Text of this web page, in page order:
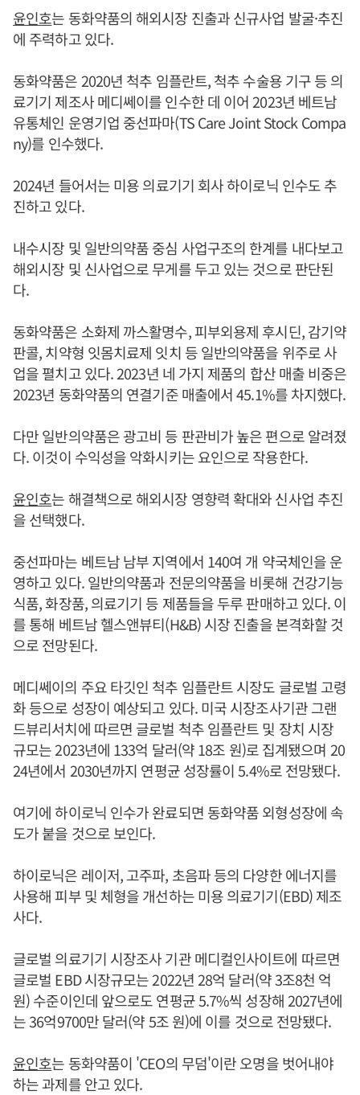
윤인호는 동화약품의 해외시장 진출과 신규사업 발굴·추진
에 주력하고 있다.
동화약품은 2020년 척추 임플란트, 척추 수술용 기구 등 의
료기기 제조사 메디쎄이를 인수한 데 이어 2023년 베트남
유통체인 운영기업 중선파마(TS Care Joint Stock Compa
ny)를 인수했다.
2024년 들어서는 미용 의료기기 회사 하이로닉 인수도 추
진하고 있다.
내수시장 및 일반의약품 중심 사업구조의 한계를 내다보고
해외시장 및 신사업으로 무게를 두고 있는 것으로 판단된
다.
동화약품은 소화제 까스활명수, 피부외용제 후시딘, 감기약
판콜, 치약형 잇몸치료제 잇치 등 일반의약품을 위주로 사
업을 펼치고 있다. 2023년 네 가지 제품의 합산 매출 비중은
2023년 동화약품의 연결기준 매출에서 45.1%를 차지했다.
다만 일반의약품은 광고비 등 판관비가 높은 편으로 알려졌
다. 이것이 수익성을 악화시키는 요인으로 작용한다.
윤인호는 해결책으로 해외시장 영향력 확대와 신사업 추진
을 선택했다.
중선파마는 베트남 남부 지역에서 140여 개 약국체인을 운
영하고 있다. 일반의약품과 전문의약품을 비롯해 건강기능
식품, 화장품, 의료기기 등 제품들을 두루 판매하고 있다. 이
를 통해 베트남 헬스앤뷰티(H&B) 시장 진출을 본격화할 것
으로 전망된다.
메디쎄이의 주요 타깃인 척추 임플란트 시장도 글로벌 고령
화 등으로 성장이 예상되고 있다. 미국 시장조사기관 그랜
드뷰리서치에 따르면 글로벌 척추 임플란트 및 장치 시장
규모는 2023년에 133억 달러(약 18조 원)로 집계됐으며 20
24년에서 2030년까지 연평균 성장률이 5.4%로 전망됐다.
여기에 하이로닉 인수가 완료되면 동화약품 외형성장에 속
도가 붙을 것으로 보인다.
하이로닉은 레이저, 고주파, 초음파 등의 다양한 에너지를
사용해 피부 및 체형을 개선하는 미용 의료기기(EBD) 제조
사다.
글로벌 의료기기 시장조사 기관 메디컬인사이트에 따르면
글로벌 EBD 시장규모는 2022년 28억 달러(약 3조8천 억
원) 수준이인데 앞으로도 연평균 5.7%씩 성장해 2027년에
는 36억9700만 달러(약 5조 원)에 이를 것으로 전망됐다.
윤인호는 동화약품이 'CEO의 무덤'이란 오명을 벗어내야
하는 과제를 안고 있다.